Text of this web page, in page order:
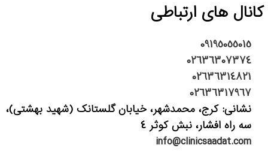
کانال های ارتباطی
09195055015
02636307374
02636314821
02636317967
نشانی: کرج، محمدشهر، خیابان گلستانک (شهید بهشتی)،
سه راه افشار، نبش کوثر 4
info@clinicsaadat.com